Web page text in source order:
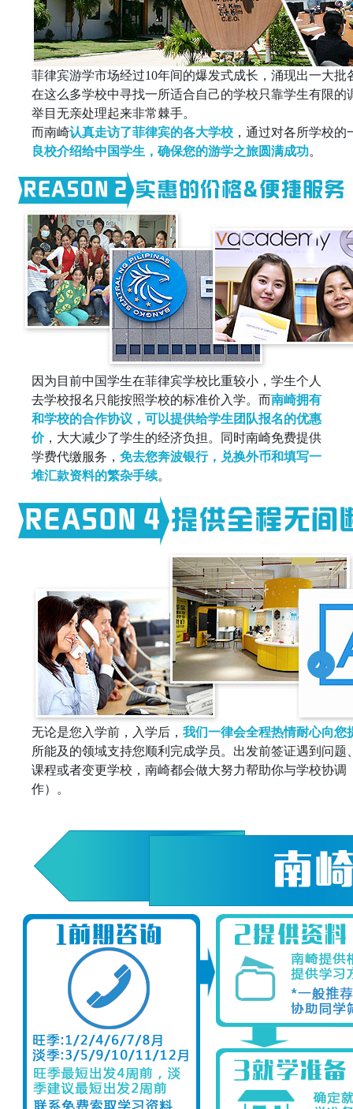
菲律宾游学市场经过10年间的爆发式成长，涌现出一大
在这么多学校中寻找一所适合自己的学校只靠学生有限
举目无亲处理起来非常棘手。
而南崎认真走访了菲律宾的各大学校 ，通过对各所学校
良校介绍给中国学生，确保您的游学之旅圆满成功。
因为目前中国学生在菲律宾学校比重较小，学生个人
去学校报名只能按照学校的标准价入学。而南崎拥有
和学校的合作协议，可以提供给学生团队报名的优惠
价，大大减少了学生的经济负担。同时南崎免费提供
学费代缴服务， 免去您奔波银行，兑换外币和填写一
堆汇款资料的繁杂手续。
无论是您入学前，入学后， 我们一律会全程热情耐心向您
所能及的领域支持您顺利完成学员。出发前签证遇到问
课程或者变更学校，南崎都会做大努力帮助你与学校协调
作）。